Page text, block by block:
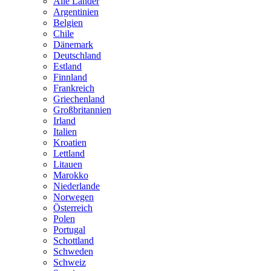
Argentinien
Belgien
Chile
Dänemark
Deutschland
Estland
Finnland
Frankreich
Griechenland
Großbritannien
Irland
Italien
Kroatien
Lettland
Litauen
Marokko
Niederlande
Norwegen
Österreich
Polen
Portugal
Schottland
Schweden
Schweiz